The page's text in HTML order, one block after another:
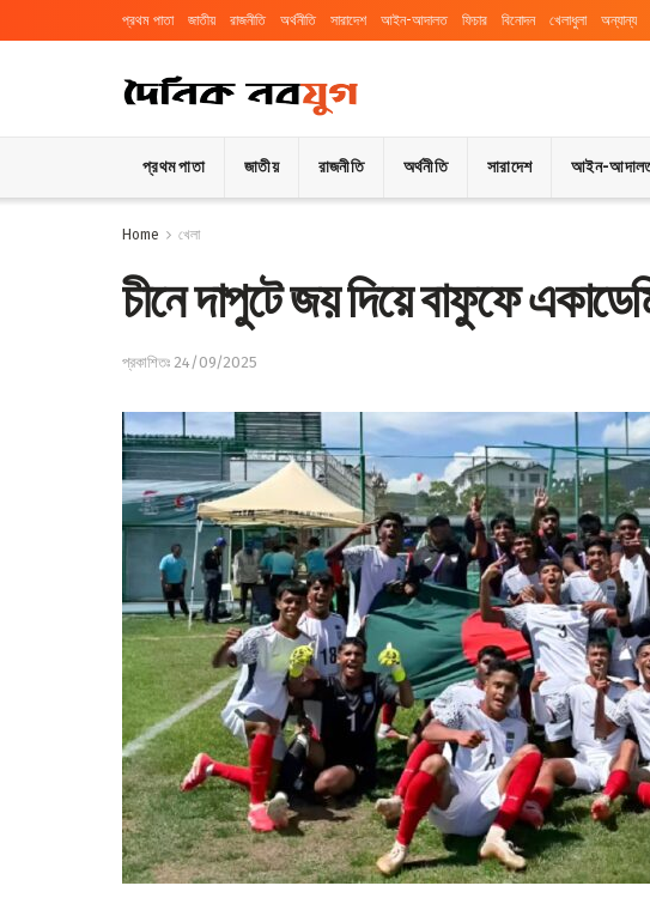
প্রথম পাতা জাতীয় রাজনীতি অর্থনীতি সারাদেশ আইন-আদালত ফিচার বিনোদন খেলাধুলা অন্যান্য
প্রথম পাতা জাতীয় রাজনীতি অর্থনীতি সারাদেশ আইন-
Home খেলা
চীনে দাপুটে জয় দিয়ে বাফুফে
প্রকাশিতঃ 24/09/2025